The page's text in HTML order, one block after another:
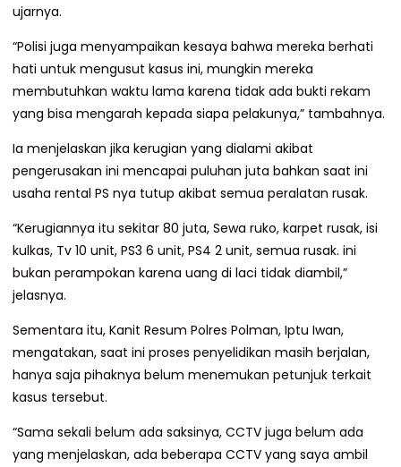
ujarnya.
“Polisi juga menyampaikan kesaya bahwa mereka berhati
hati untuk mengusut kasus ini, mungkin mereka
membutuhkan waktu lama karena tidak ada bukti rekam
yang bisa mengarah kepada siapa pelakunya,” tambahnya.
Ia menjelaskan jika kerugian yang dialami akibat
pengerusakan ini mencapai puluhan juta bahkan saat ini
usaha rental PS nya tutup akibat semua peralatan rusak.
“Kerugiannya itu sekitar 80 juta, Sewa ruko, karpet rusak, isi
kulkas, Tv 10 unit, PS3 6 unit, PS4 2 unit, semua rusak. ini
bukan perampokan karena uang di laci tidak diambil,”
jelasnya.
Sementara itu, Kanit Resum Polres Polman, Iptu Iwan,
mengatakan, saat ini proses penyelidikan masih berjalan,
hanya saja pihaknya belum menemukan petunjuk terkait
kasus tersebut.
“Sama sekali belum ada saksinya, CCTV juga belum ada
yang menjelaskan, ada beberapa CCTV yang saya ambil